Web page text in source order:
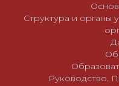
Структура и органы
Руководство.